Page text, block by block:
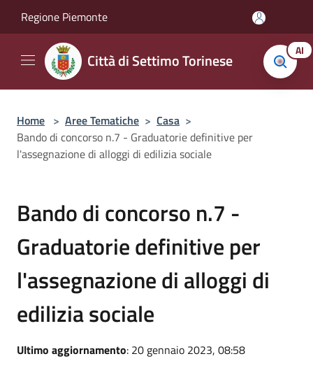
Regione Piemonte
Città di Settimo Torinese AI
Home > Aree Tematiche > Casa >
Bando di concorso n.7 - Graduatorie definitive per
l'assegnazione di alloggi di edilizia sociale
Bando di concorso n.7 -
Graduatorie definitive per
l'assegnazione di alloggi di
edilizia sociale
Ultimo aggiornamento: 20 gennaio 2023, 08:58